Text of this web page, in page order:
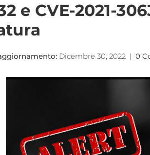
e CVE-2021-
Dicembre 30, 2022 | 0